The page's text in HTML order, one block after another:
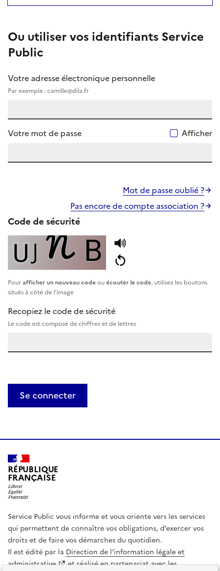
Ou utiliser vos identifiants Service
Public
Votre adresse électronique personnelle
Par exemple : camille@dila.fr
Votre mot de passe Afficher
Mot de passe oublié ?
Pas encore de compte association ?
Code de sécurité
Pourafficher un nouveau codeouécouter le code, utilisez les boutons
situés à côté de l’image
Recopiez le code de sécurité
Le code est composé de chiffres et de lettres
Se connecter
RÉPUBLIQUE
FRANÇAISE
Service Public vous informe et vous oriente vers les services
qui permettent de connaître vos obligations, d’exercer vos
droits et de faire vos démarches du quotidien.
Il est édité par la Direction de l’information légale et
administrative
et réalisé en partenariat avec les